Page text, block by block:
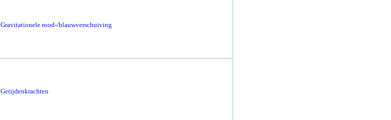
Gravitationele rood-/blauwverschuiving
Getijdenkrachten